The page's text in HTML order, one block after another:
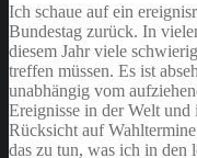
Ich schaue auf ein
Bundestag zurück. In
diesem Jahr viele
treffen müssen. Es ist
unabhängig vom
Ereignisse in der Welt
Rücksicht auf
das zu tun, was ich in den